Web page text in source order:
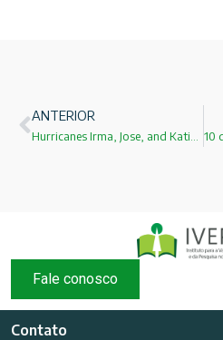
ANTERIOR
Fale conosco
Contato